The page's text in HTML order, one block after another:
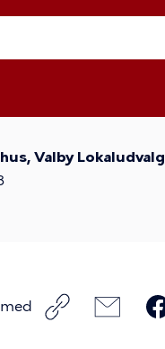
Valby Lokaludvalg